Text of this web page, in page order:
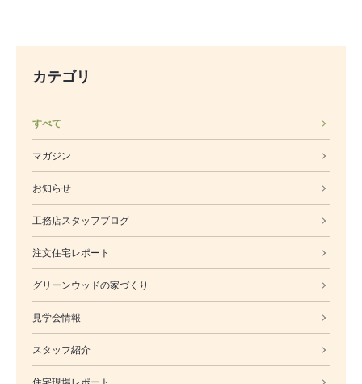
カテゴリ
すべて
マガジン
お知らせ
工務店スタッフブログ
注文住宅レポート
グリーンウッドの家づくり
見学会情報
スタッフ紹介